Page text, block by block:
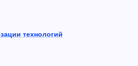
технологий